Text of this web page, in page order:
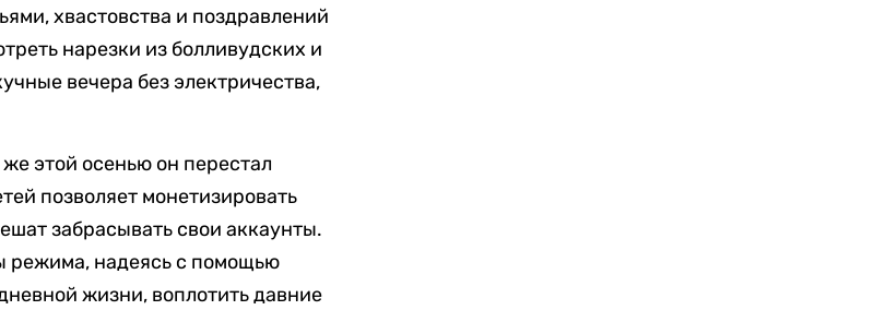
хвастовства и поздравлений
нарезки из болливудских и
вечера без электричества,
этой осенью он перестал
позволяет монетизировать
забрасывать свои аккаунты.
режима, надеясь с помощью
жизни, воплотить давние